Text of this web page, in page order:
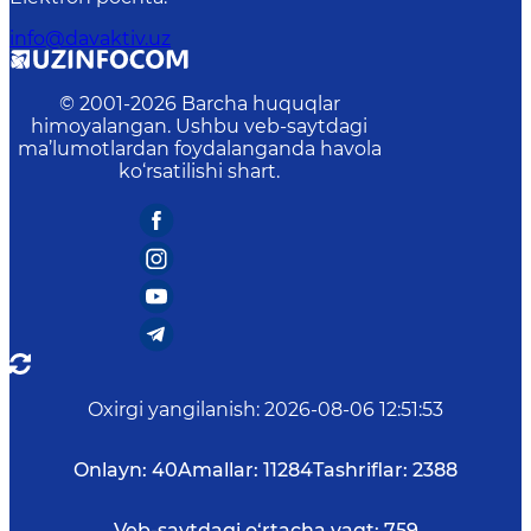
info@davaktiv.uz
© 2001-2026 Barcha huquqlar
himoyalangan. Ushbu veb-saytdagi
ma’lumotlardan foydalanganda havola
ko‘rsatilishi shart.
Oxirgi yangilanish: 2026-08-06 12:51:53
Onlayn: 40Amallar: 11284Tashriflar: 2388